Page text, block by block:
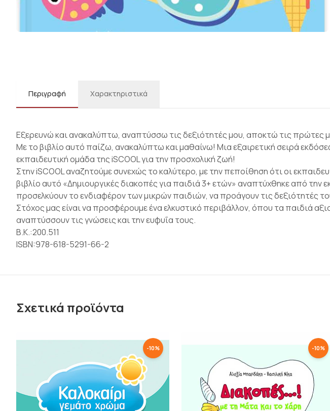
Περιγραφή Χαρακτηριστικά
Εξερευνώ και ανακαλύπτω, αναπτύσσω τις δεξιότητές μου, αποκτώ τις πρώτες
Με το βιβλίο αυτό παίζω, ανακαλύπτω και μαθαίνω! Μια εξαιρετική σειρά
εκπαιδευτική ομάδα της iSCOOL για την προσχολική ζωή!
Στην iSCOOL αναζητούμε συνεχώς το καλύτερο, με την πεποίθηση ότι οι
βιβλίο αυτό «Δημιουργικές διακοπές για παιδιά 3+ ετών» αναπτύχθηκε από την
προσελκύουν το ενδιαφέρον των μικρών παιδιών, να προάγουν τις δεξιότητές
Στόχος μας είναι να προσφέρουμε ένα ελκυστικό περιβάλλον, όπου τα παιδιά
αναπτύσσουν τις γνώσεις και την ευφυΐα τους.
Β.Κ.:200.511
ISBN:978-618-5291-66-2
Σχετικά προϊόντα
-10% -10%